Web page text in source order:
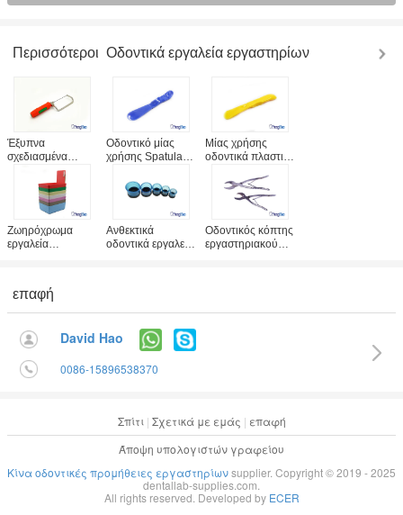
Περισσότεροι Οδοντικά εργαλεία εργαστηρίων
Έξυπνα
σχεδιασμένα
οδοντικά εργαλεία
εργαστηρίων,
ασβεστοκονιάματος
95mm με τη
μαλακή πλαστική
λαβή
Οδοντικό μίας
χρήσης Spatula
σύνθετη μίξη
γεμίζοντας υλικού
οδοντοστοιχιών
Μίας χρήσης
οδοντικά πλαστικά
ασβεστοκονιάματος
τσιμέντου πολυ
χρωματισμένα
οδοντικά
αναλώσιμα
Ζωηρόχρωμα
εργαλεία
τηγάνια
εργαστηρίων με
συνδετήρων
Ανθεκτικά
οδοντικά εργαλεία
δαχτυλίδι
Οδοντικός κόπτης
εργαστηριακού
διαθέσιμα
επαφή
David Hao
0086-15896538370
Σπίτι| Σχετικά με εμάς | επαφή
Άποψη υπολογιστών γραφείου
Κίνα οδοντικές προμήθειες εργαστηρίωνsupplier. Copyright © 2019 - 2025
dentallab-supplies.com.
All rights reserved. Developed by ECER